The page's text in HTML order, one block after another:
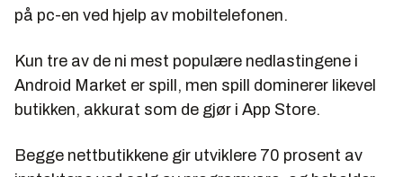
på pc-en ved hjelp av mobiltelefonen.
Kun tre av de ni mest populære nedlastingene i
Android Market er spill, men spill dominerer likevel
butikken, akkurat som de gjør i App Store.
Begge nettbutikkene gir utviklere 70 prosent av